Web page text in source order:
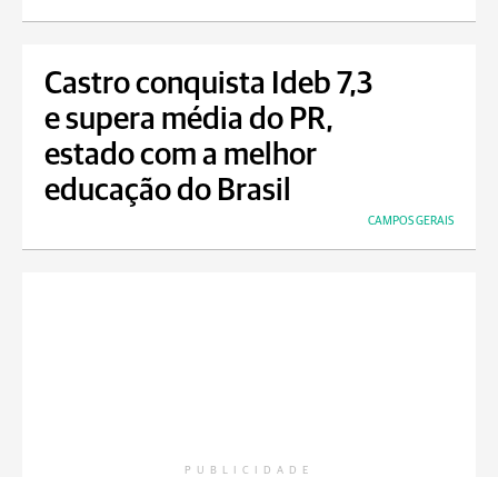
Castro conquista Ideb 7,3
e supera média do PR,
estado com a melhor
educação do Brasil
CAMPOS GERAIS
PUBLICIDADE